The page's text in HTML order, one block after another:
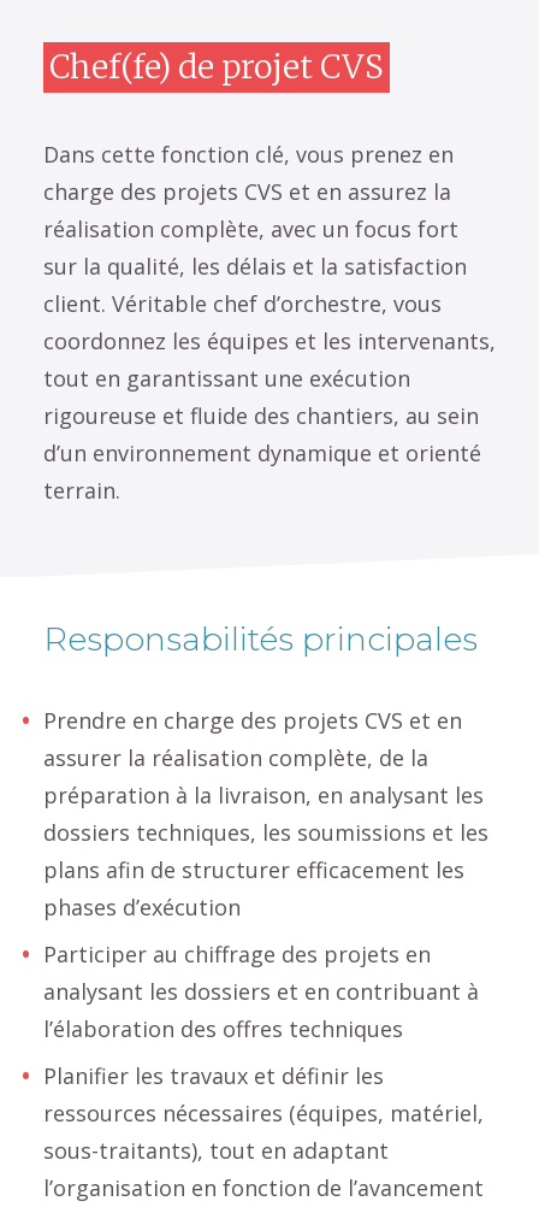
Chef(fe) de projet CVS
Dans cette fonction clé, vous prenez en
charge des projets CVS et en assurez la
réalisation complète, avec un focus fort
sur la qualité, les délais et la satisfaction
client. Véritable chef d’orchestre, vous
coordonnez les équipes et les intervenants,
tout en garantissant une exécution
rigoureuse et fluide des chantiers, au sein
d’un environnement dynamique et orienté
terrain.
Responsabilités principales
Prendre en charge des projets CVS et en
assurer la réalisation complète, de la
préparation à la livraison, en analysant les
dossiers techniques, les soumissions et les
plans afin de structurer efficacement les
phases d’exécution
Participer au chiffrage des projets en
analysant les dossiers et en contribuant à
l’élaboration des offres techniques
Planifier les travaux et définir les
ressources nécessaires (équipes, matériel,
sous-traitants), tout en adaptant
l’organisation en fonction de l’avancement